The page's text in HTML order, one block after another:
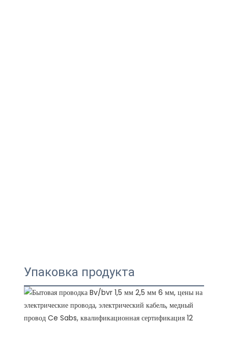
Упаковка продукта